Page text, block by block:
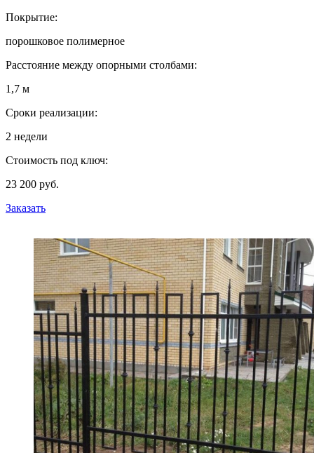
Покрытие:
порошковое полимерное
Расстояние между опорными столбами:
1,7 м
Сроки реализации:
2 недели
Стоимость под ключ:
23 200 руб.
Заказать